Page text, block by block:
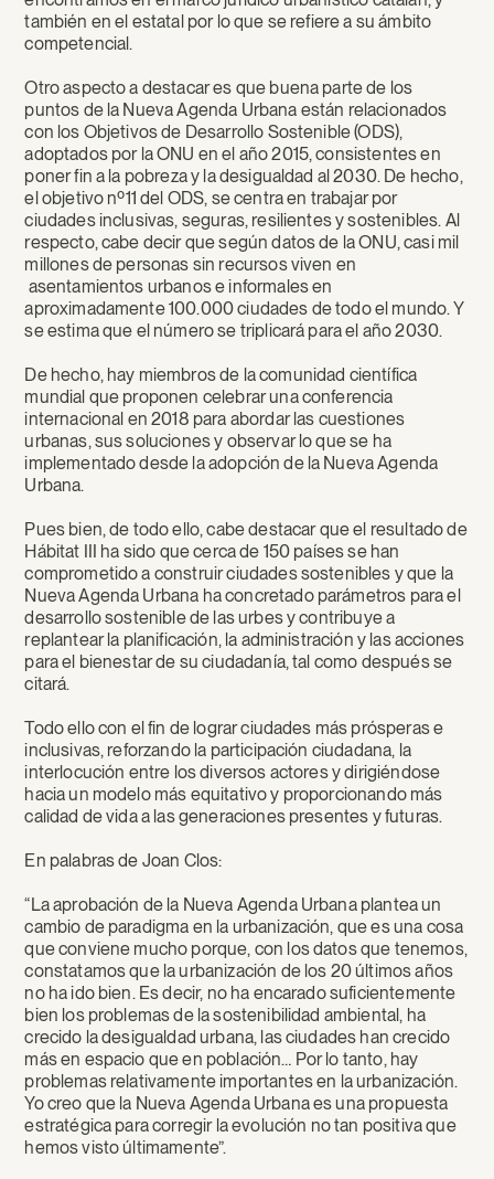
también en el estatal por lo que se refiere a su ámbito
competencial.
Otro aspecto a destacar es que buena parte de los
puntos de la Nueva Agenda Urbana están relacionados
con los Objetivos de Desarrollo Sostenible (ODS),
adoptados por la ONU en el año 2015, consistentes en
poner fin a la pobreza y la desigualdad al 2030. De hecho,
el objetivo nº11 del ODS, se centra en trabajar por
ciudades inclusivas, seguras, resilientes y sostenibles. Al
respecto, cabe decir que según datos de la ONU, casi mil
millones de personas sin recursos viven en
asentamientos urbanos e informales en
aproximadamente 100.000 ciudades de todo el mundo. Y
se estima que el número se triplicará para el año 2030.
De hecho, hay miembros de la comunidad científica
mundial que proponen celebrar una conferencia
internacional en 2018 para abordar las cuestiones
urbanas, sus soluciones y observar lo que se ha
implementado desde la adopción de la Nueva Agenda
Urbana.
Pues bien, de todo ello, cabe destacar que el resultado de
Hábitat III ha sido que cerca de 150 países se han
comprometido a construir ciudades sostenibles y que la
Nueva Agenda Urbana ha concretado parámetros para el
desarrollo sostenible de las urbes y contribuye a
replantear la planificación, la administración y las acciones
para el bienestar de su ciudadanía, tal como después se
citará.
Todo ello con el fin de lograr ciudades más prósperas e
inclusivas, reforzando la participación ciudadana, la
interlocución entre los diversos actores y dirigiéndose
hacia un modelo más equitativo y proporcionando más
calidad de vida a las generaciones presentes y futuras.
En palabras de Joan Clos:
“La aprobación de la Nueva Agenda Urbana plantea un
cambio de paradigma en la urbanización, que es una cosa
que conviene mucho porque, con los datos que tenemos,
constatamos que la urbanización de los 20 últimos años
no ha ido bien. Es decir, no ha encarado suficientemente
bien los problemas de la sostenibilidad ambiental, ha
crecido la desigualdad urbana, las ciudades han crecido
más en espacio que en población… Por lo tanto, hay
problemas relativamente importantes en la urbanización.
Yo creo que la Nueva Agenda Urbana es una propuesta
estratégica para corregir la evolución no tan positiva que
hemos visto últimamente”.